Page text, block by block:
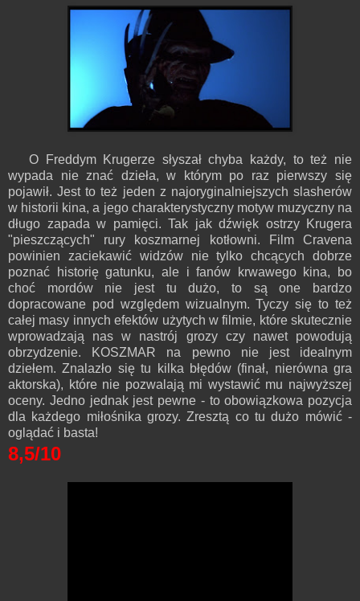
O Freddym Krugerze słyszał chyba każdy, to też nie
wypada nie znać dzieła, w którym po raz pierwszy się
pojawił. Jest to też jeden z najoryginalniejszych slasherów
w historii kina, a jego charakterystyczny motyw muzyczny na
długo zapada w pamięci. Tak jak dźwięk ostrzy Krugera
"pieszczących" rury koszmarnej kotłowni. Film Cravena
powinien zaciekawić widzów nie tylko chcących dobrze
poznać historię gatunku, ale i fanów krwawego kina, bo
choć mordów nie jest tu dużo, to są one bardzo
dopracowane pod względem wizualnym. Tyczy się to też
całej masy innych efektów użytych w filmie, które skutecznie
wprowadzają nas w nastrój grozy czy nawet powodują
obrzydzenie. KOSZMAR na pewno nie jest idealnym
dziełem. Znalazło się tu kilka błędów (finał, nierówna gra
aktorska), które nie pozwalają mi wystawić mu najwyższej
oceny. Jedno jednak jest pewne - to obowiązkowa pozycja
dla każdego miłośnika grozy. Zresztą co tu dużo mówić -
oglądać i basta!
8,5/10